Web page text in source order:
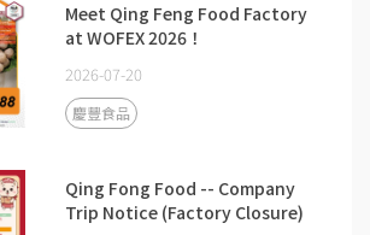
Meet Qing Feng Food Factory
at WOFEX 2026！
2026-07-20
慶豐食品
Qing Fong Food -- Company
Trip Notice (Factory Closure)